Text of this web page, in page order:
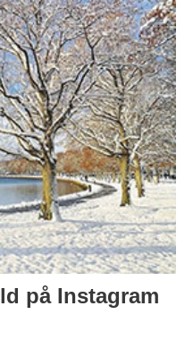
på Instagram